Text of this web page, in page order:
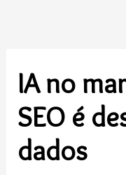
IA no
SEO é
dados